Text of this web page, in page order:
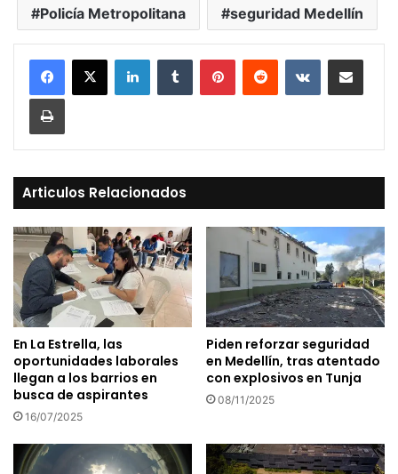
Policía Metropolitana seguridad Medellín
LinkedInTumblr PinterestReddit VKontakteCompartir vía Mail
Print
Articulos Relacionados
En La Estrella, las
oportunidades laborales
llegan a los barrios en
busca de aspirantes
16/07/2025
Piden reforzar seguridad
en Medellín, tras atentado
con explosivos en Tunja
08/11/2025